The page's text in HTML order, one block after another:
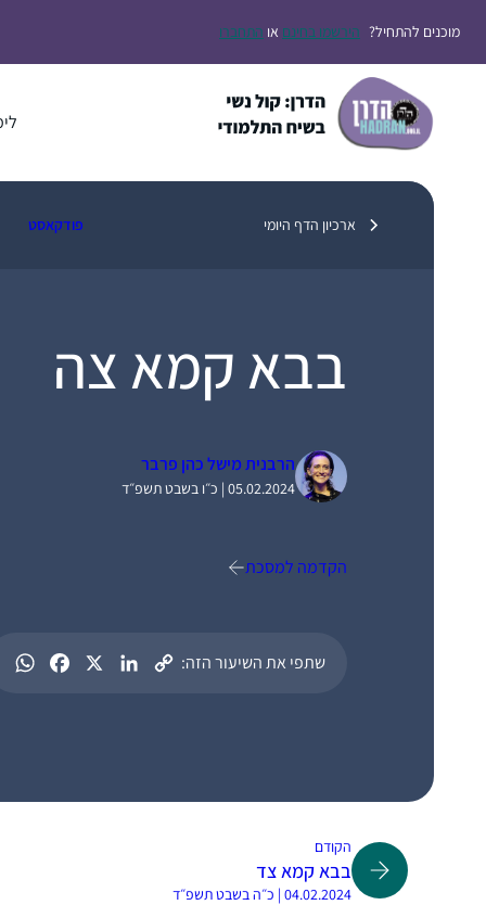
לתוכןמוכנים להתחיל? הירשמו בחינם או התחברו
ארכיון הדף היומי פודקאסט
בבא קמא צה
הרבנית מישל כהן פרבר
05.02.2024 | כ״ו בשבט תשפ״ד
הקדמה למסכת
שתפי את השיעור הזה:
הקודם
בבא קמא צד
04.02.2024 | כ״ה בשבט תשפ״ד